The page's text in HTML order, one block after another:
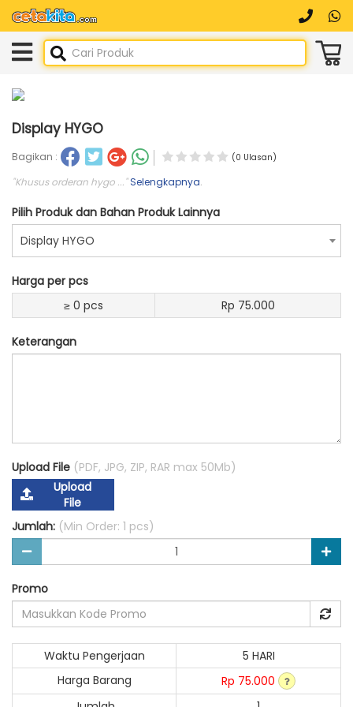
Display HYGO
Bagikan : (0 Ulasan)
"Khusus orderan hygo ..."Selengkapnya.
Pilih Produk dan Bahan Produk Lainnya
Display HYGO
Harga per pcs
≥ 0 pcs
Rp 75.000
Keterangan
Upload File (PDF, JPG, ZIP, RAR max 50Mb)
Upload
File
Jumlah: (Min Order: 1 pcs)
Promo
Waktu Pengerjaan
5 HARI
Harga Barang
Rp 75.000